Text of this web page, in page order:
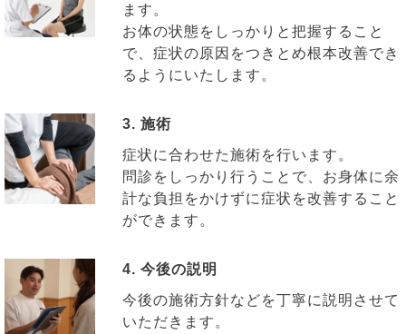
ます。
お体の状態をしっかりと把握すること
で、症状の原因をつきとめ根本改善でき
るようにいたします。
3. 施術
症状に合わせた施術を行います。
問診をしっかり行うことで、お身体に余
計な負担をかけずに症状を改善すること
ができます。
4. 今後の説明
今後の施術方針などを丁寧に説明させて
いただきます。